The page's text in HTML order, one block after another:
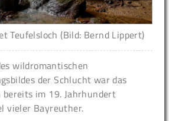
Teufelsloch (Bild: Bernd Lippert)
wildromantischen
der Schlucht war das
bereits im 19. Jahrhundert
vieler Bayreuther.